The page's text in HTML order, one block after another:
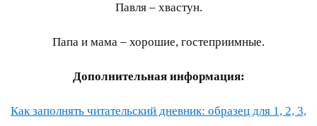
Павля – хвастун.
Папа и мама – хорошие, гостеприимные.
Дополнительная информация:
Как заполнять читательский дневник: образец для 1, 2, 3,